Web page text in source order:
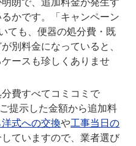
朗で、追加料金が発生す
るかです。「キャンペーン
ても、便器の処分費・既
別料金になっていると、
ースも珍しくありませ
費すべてコミコミで
提示した金額から追加料
式への交換や工事当日の
ていますので、業者選び